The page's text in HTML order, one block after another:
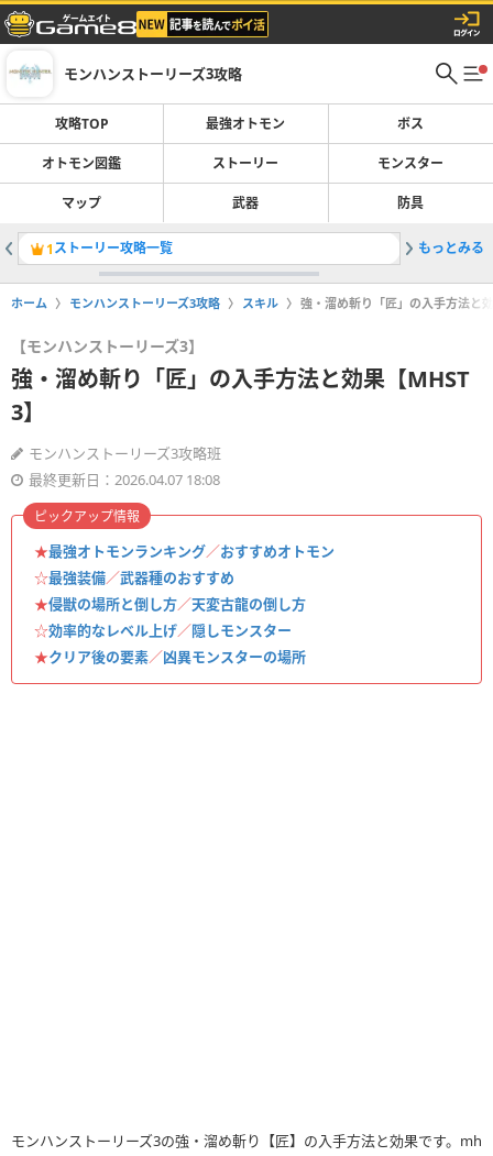
モンハンストーリーズ3攻略
攻略TOP 最強オトモン ボス
オトモン図鑑 ストーリー モンスター
マップ 武器 防具
1ストーリー攻略一覧 2凶異ゲ
もっとみる
ホーム モンハンストーリーズ3攻略 スキル 強・溜め斬り「匠」の入手方法と
【モンハンストーリーズ3】
強・溜め斬り「匠」の入手方法と効果【MHST
3】
モンハンストーリーズ3攻略班
最終更新日：2026.04.07 18:08
★最強オトモンランキング／おすすめオトモン
☆最強装備／武器種のおすすめ
★侵獣の場所と倒し方／天変古龍の倒し方
☆効率的なレベル上げ／隠しモンスター
★クリア後の要素／凶異モンスターの場所
ピックアップ情報
モンハンストーリーズ3の強・溜め斬り【匠】の入手方法と効果です。mh